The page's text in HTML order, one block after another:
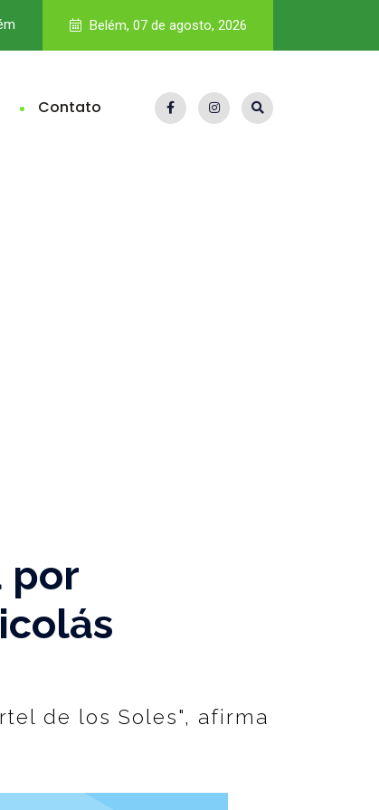
Vale nega dívida bilionária de royalties; Pará teria direito a
Belém, 07 de agosto, 2026
Contato
por
de los Soles", afirma